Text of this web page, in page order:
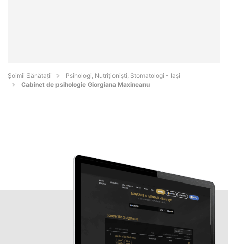
Şoimii Sănătații
Psihologi, Nutriționiști, Stomatologi - Iaşi
Cabinet de psihologie Giorgiana Maxineanu